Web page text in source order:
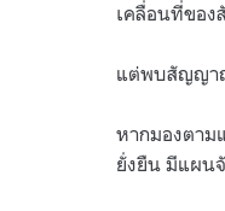
เคลื่อนที่ของ
แต่พบสัญญา
หากมองตาม
ยั่งยืน มีแผน